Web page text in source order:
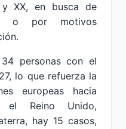
XX, en busca de
o por motivos
personas con el
lo que refuerza la
europeas hacia
el Reino Unido,
hay 15 casos,